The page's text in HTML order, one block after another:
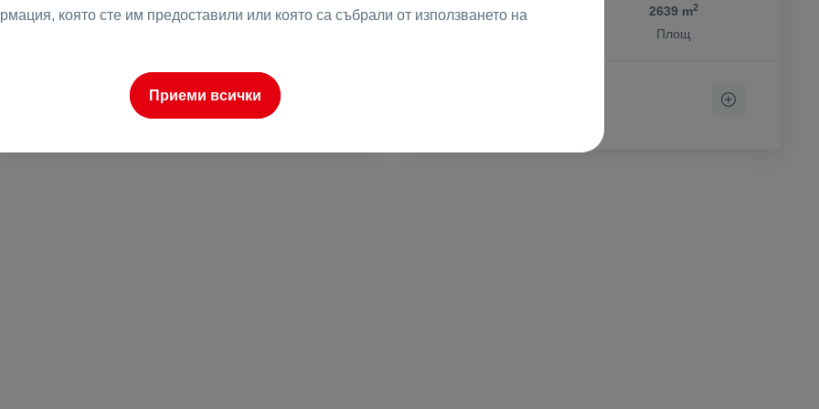
1от1
172 m
Женя Драганова
1 от1
2639 m2
Площ
която сте им предоставили или която са събрали от използването на
Приеми всички